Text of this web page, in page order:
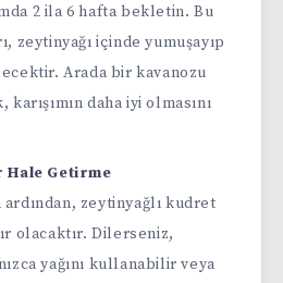
2 ila 6 hafta bekletin. Bu
zeytinyağı içinde yumuşayıp
Arada bir kavanozu
daha iyi olmasını
Hale Getirme
zeytinyağlı kudret
olacaktır. Dilerseniz,
yağını kullanabilir veya